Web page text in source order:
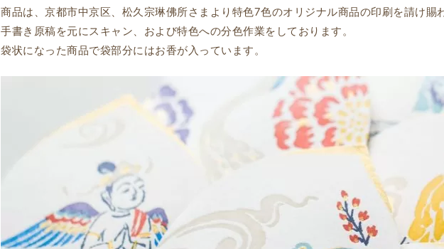
商品は、京都市中京区、松久宗琳佛所さまより特色7色のオリジナル商品の印刷を請け賜
手書き原稿を元にスキャン、および特色への分色作業をしております。
袋状になった商品で袋部分にはお香が入っています。